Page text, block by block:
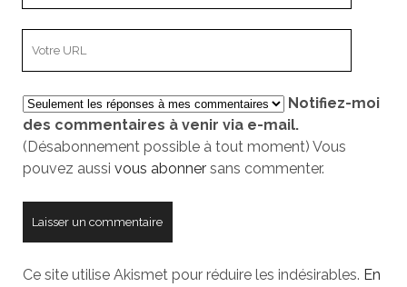
mail
votre
site
Notifiez-moi
des commentaires à venir via e-mail.
(Désabonnement possible à tout moment) Vous
pouvez aussi vous abonnersans commenter.
Ce site utilise Akismet pour réduire les indésirables. En